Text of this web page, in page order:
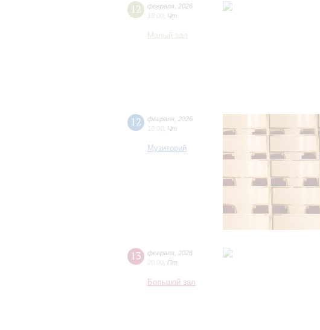
12 февраля 2026
19:00 Чт
Малый зал
12 февраля 2026
18:00 Чт
Музиторий
13 февраля 2026
20:00 Пт
Большой зал